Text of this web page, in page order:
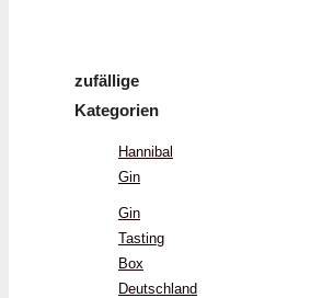
zufällige
Kategorien
Hannibal
Gin
Gin
Tasting
Box
Deutschland